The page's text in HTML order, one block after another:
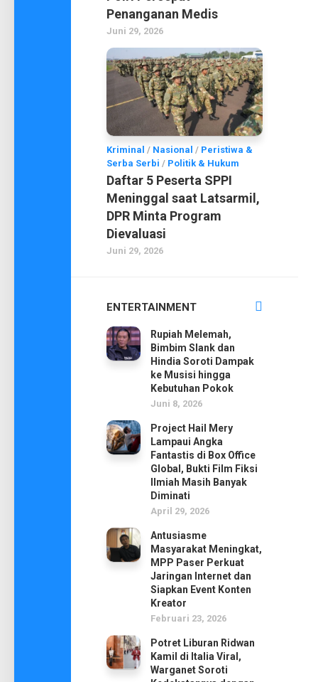
Penanganan Medis
Juni 29, 2026
Kriminal / Nasional / Peristiwa &
Serba Serbi / Politik & Hukum
Daftar 5 Peserta SPPI
Meninggal saat Latsarmil,
DPR Minta Program
Dievaluasi
Juni 29, 2026
ENTERTAINMENT
Rupiah Melemah,
Bimbim Slank dan
Hindia Soroti Dampak
ke Musisi hingga
Kebutuhan Pokok
Juni 8, 2026
Project Hail Mery
Lampaui Angka
Fantastis di Box Office
Global, Bukti Film Fiksi
Ilmiah Masih Banyak
Diminati
April 29, 2026
Antusiasme
Masyarakat Meningkat,
MPP Paser Perkuat
Jaringan Internet dan
Siapkan Event Konten
Kreator
Februari 23, 2026
Potret Liburan Ridwan
Kamil di Italia Viral,
Warganet Soroti